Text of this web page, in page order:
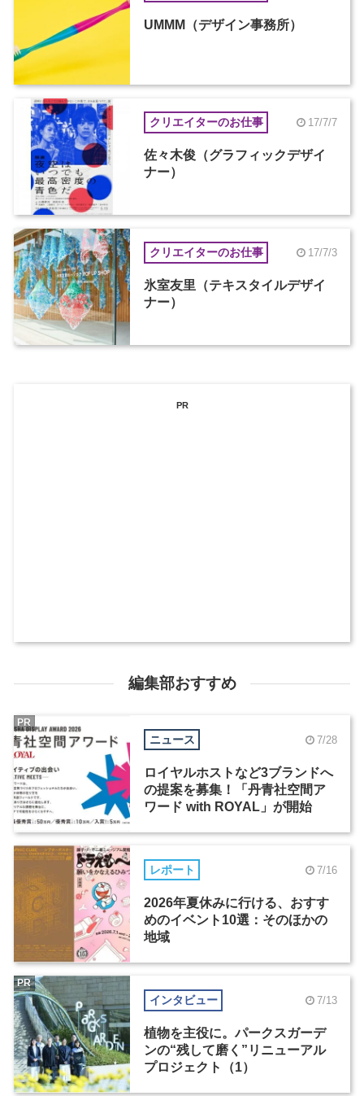
UMMM（デザイン事務所）
クリエイターのお仕事 17/7/7
佐々木俊（グラフィックデザイ
ナー）
クリエイターのお仕事 17/7/3
氷室友里（テキスタイルデザイ
ナー）
PR
編集部おすすめ
ニュース 7/28
ロイヤルホストなど3ブランドへ
の提案を募集！「丹青社空間ア
ワード with ROYAL」が開始
PR
レポート 7/16
2026年夏休みに行ける、おすす
めのイベント10選：そのほかの
地域
インタビュー 7/13
植物を主役に。パークスガーデ
ンの“残して磨く”リニューアル
プロジェクト（1）
PR